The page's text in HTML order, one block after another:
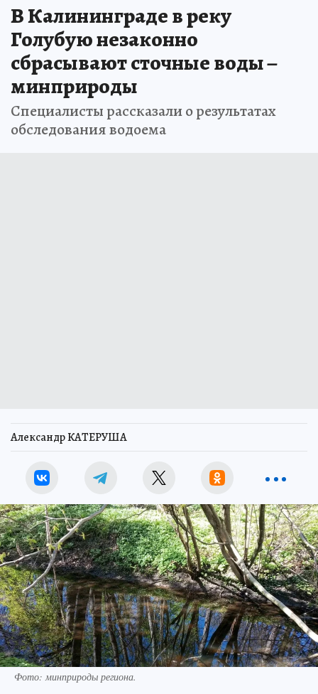
В Калининграде в реку
Голубую незаконно
сбрасывают сточные воды –
минприроды
Специалисты рассказали о результатах
обследования водоема
Александр КАТЕРУША
Фото: минприроды региона.